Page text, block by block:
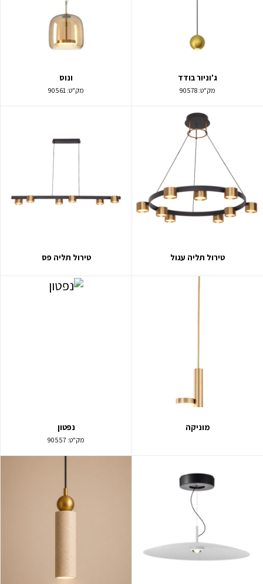
ג'וניור בודד
מק"ט: 90578
ונוס
מק"ט: 90561
טירול תליה עגול טירול תליה פס
מוניקה נפטון
מק"ט: 90557